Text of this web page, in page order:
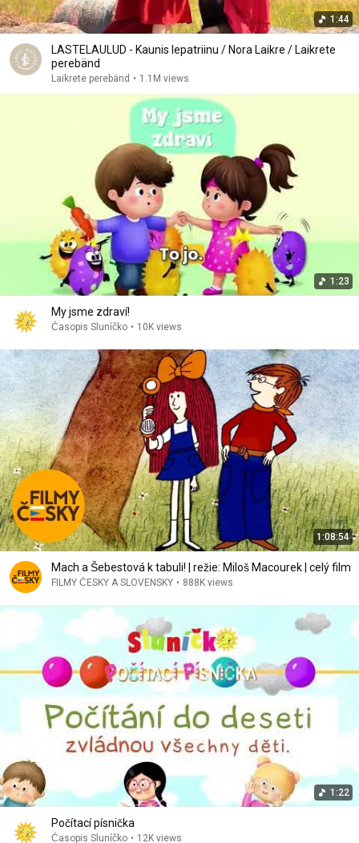
1:44
LASTELAULUD - Kaunis lepatriinu / Nora Laikre / Laikrete
perebänd
Laikrete perebänd • 1.1M views
1:23
My jsme zdraví!
Časopis Sluníčko • 10K views
1:08:54
Mach a Šebestová k tabuli! | režie: Miloš Macourek | celý film
FILMY ČESKY A SLOVENSKY • 888K views
1:22
Počítací písnička
Časopis Sluníčko • 12K views